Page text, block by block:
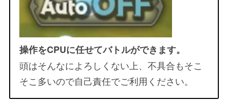
操作をCPUに任せてバトルができます。
頭はそんなによろしくない上、不具合もそこ
そこ多いので自己責任でご利用ください。